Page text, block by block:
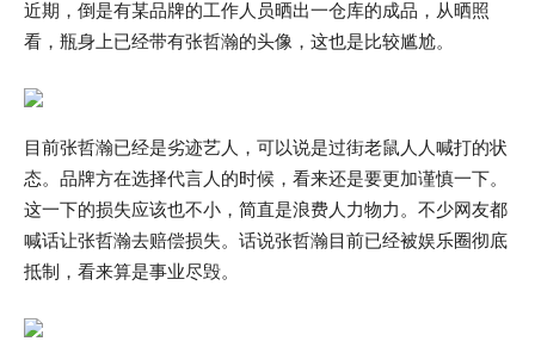
近期，倒是有某品牌的工作人员晒出一仓库的成品，从晒照
看，瓶身上已经带有张哲瀚的头像，这也是比较尴尬。
目前张哲瀚已经是劣迹艺人，可以说是过街老鼠人人喊打的状
态。品牌方在选择代言人的时候，看来还是要更加谨慎一下。
这一下的损失应该也不小，简直是浪费人力物力。不少网友都
喊话让张哲瀚去赔偿损失。话说张哲瀚目前已经被娱乐圈彻底
抵制，看来算是事业尽毁。